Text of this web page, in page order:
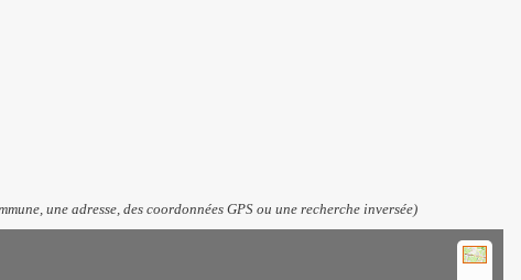
une adresse, des coordonnées GPS ou une recherche inversée)